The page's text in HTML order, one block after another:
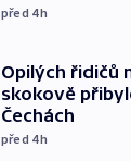
před 4h
Opilých řidičů
skokově
Čechách
před 4h